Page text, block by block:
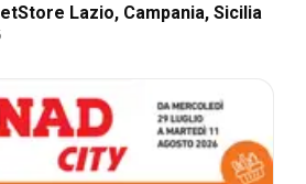
Lazio, Campania, Sicilia